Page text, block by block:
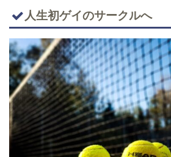
人生初ゲイのサークルへ